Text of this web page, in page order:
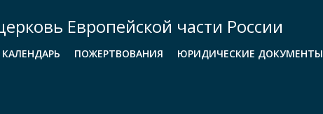
Европейской части России
ПОЖЕРТВОВАНИЯ ЮРИДИЧЕСКИЕ ДОКУМЕНТЫ